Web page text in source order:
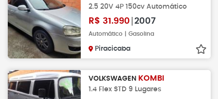
2.5 20V 4P 150cv Automático
R$ 31.990 2007
Automático | Gasolina
Piracicaba
VOLKSWAGEN KOMBI
1.4 Flex STD 9 Lugares